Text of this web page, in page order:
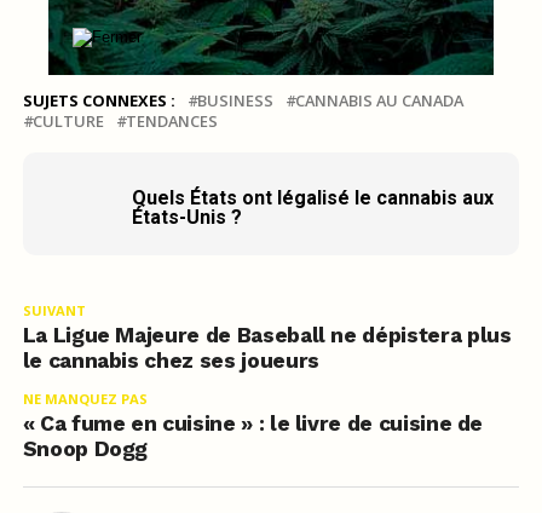
SUJETS CONNEXES : BUSINESS
CANNABIS AU CANADA
CULTURE
TENDANCES
Quels États ont légalisé le cannabis aux
États-Unis ?
SUIVANT
La Ligue Majeure de Baseball ne dépistera plus
le cannabis chez ses joueurs
NE MANQUEZ PAS
« Ca fume en cuisine » : le livre de cuisine de
Snoop Dogg